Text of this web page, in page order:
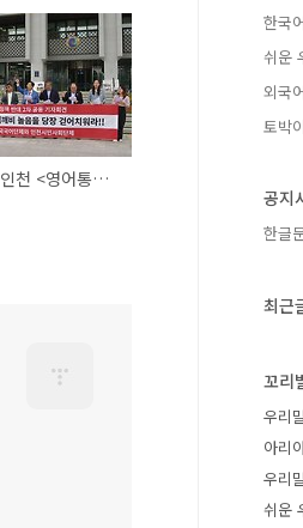
[기자회견] 인천 <영어통용도시> 정책 반대 2차 기자회견
한국
쉬운
외국
토박
공지
한글
최근
꼬리
우리
아리
우리
쉬운